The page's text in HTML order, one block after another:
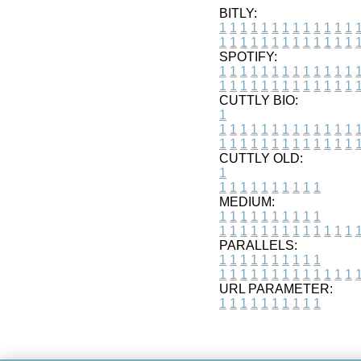
BITLY:
1 1 1 1 1 1 1 1 1 1 1 1 1 1
1 1 1 1 1 1 1 1 1 1 1 1 1 1
SPOTIFY:
1 1 1 1 1 1 1 1 1 1 1 1 1 1
1 1 1 1 1 1 1 1 1 1 1 1 1 1
CUTTLY BIO:
1
1 1 1 1 1 1 1 1 1 1 1 1 1 1
1 1 1 1 1 1 1 1 1 1 1 1 1 1
CUTTLY OLD:
1
1 1 1 1 1 1 1 1 1 1
MEDIUM:
1 1 1 1 1 1 1 1 1 1
1 1 1 1 1 1 1 1 1 1 1 1 1 1
PARALLELS:
1 1 1 1 1 1 1 1 1 1
1 1 1 1 1 1 1 1 1 1 1 1 1 1
URL PARAMETER:
1 1 1 1 1 1 1 1 1 1